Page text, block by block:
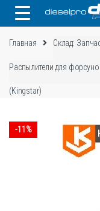
Главная Склад:
Распылители для
(Kingstar)
-11%